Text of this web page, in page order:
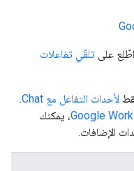
تلقّي تفاعلات
لأحداث التفاعل مع Chat
.
، يمكنك
الإضافات.